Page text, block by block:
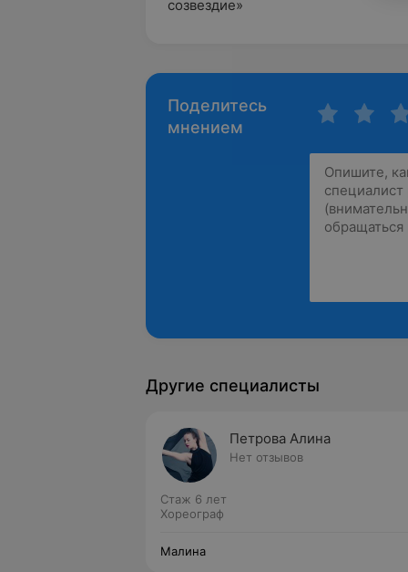
созвездие»
Поделитесь
мнением
Другие специалисты
Петрова Алина
Нет отзывов
Стаж 6 лет
Хореограф
Малина